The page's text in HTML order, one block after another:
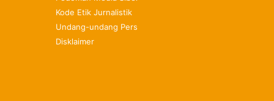
Kode Etik Jurnalistik
Undang-undang Pers
Disklaimer